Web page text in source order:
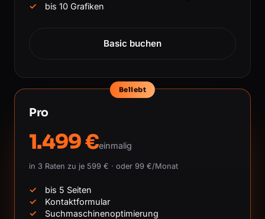
bis 10 Grafiken
Basic buchen
Beliebt
Pro
1.499 €einmalig
in 3 Raten zu je 599 € · oder 99 €/Monat
bis 5 Seiten
Kontaktformular
Suchmaschinenoptimierung